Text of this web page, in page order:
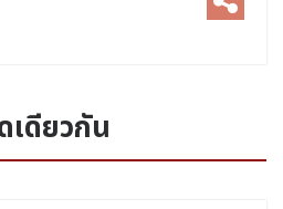
เดียวกัน